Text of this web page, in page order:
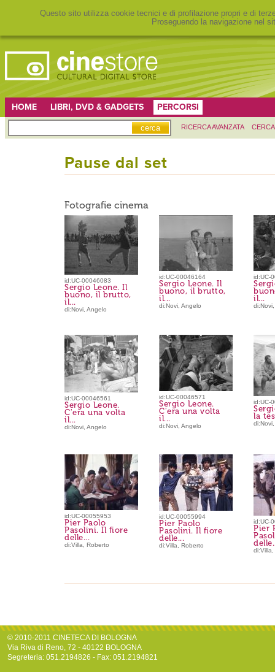
Questo sito utilizza cookie tecnici e di profilazione propri e di
Proseguendo la navigazione nel
HOME LIBRI, DVD & GADGETS PERCORSI
RICERCA AVANZATA
Pause dal set
Fotografie cinema
id:UC-00046083
Sergio Leone. Il
buono, il brutto,
il...
di:Novi, Angelo
id:UC-00046164
Sergio Leone. Il
buono, il brutto,
il...
di:Novi, Angelo
id:UC-
il...
id:UC-00046561
Sergio Leone.
C'era una volta
il...
di:Novi, Angelo
id:UC-00046571
Sergio Leone.
C'era una volta
il...
di:Novi, Angelo
id:UC-
la
id:UC-00055953
Pier Paolo
Pasolini. Il fiore
delle...
di:Villa, Roberto
id:UC-00055994
Pier Paolo
Pasolini. Il fiore
delle...
di:Villa, Roberto
id:UC-
Pier
© 2010-2011 CINETECA DI BOLOGNA
Via Riva di Reno, 72 - 40122 BOLOGNA
Segreteria: 051.2194826 - Fax: 051.2194821